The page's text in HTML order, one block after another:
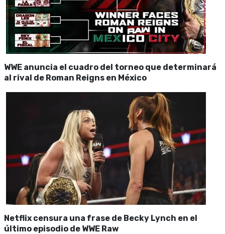
WWE anuncia el cuadro del torneo que determinará
al rival de Roman Reigns en México
Netflix censura una frase de Becky Lynch en el
último episodio de WWE Raw